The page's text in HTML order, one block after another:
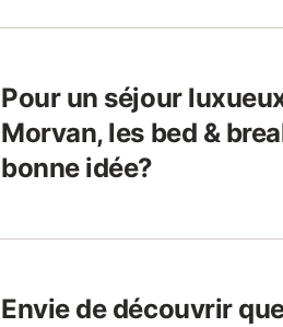
Pour un séjour
Morvan, les bed &
bonne idée?
Envie de découvrir